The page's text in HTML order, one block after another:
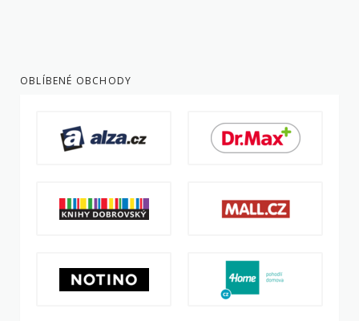
OBLÍBENÉ OBCHODY